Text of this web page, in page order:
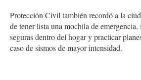
Protección Civil también recordó a la
de tener lista una mochila de
seguras dentro del hogar y practicar
caso de sismos de mayor intensidad.